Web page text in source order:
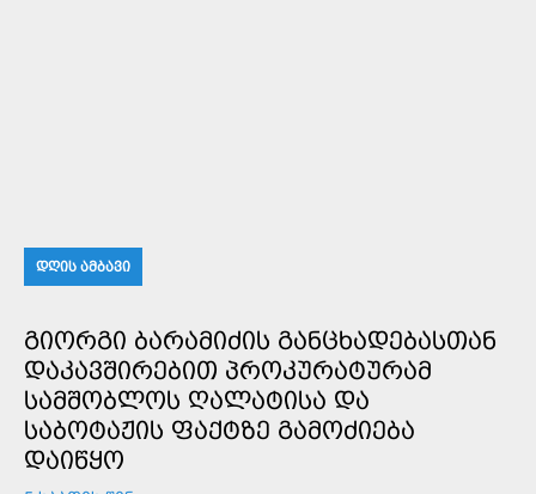
ᲓᲦᲘᲡ ᲐᲛᲑᲐᲕᲘ
ᲒᲘᲝᲠᲒᲘ ᲑᲐᲠᲐᲛᲘᲫᲘᲡ ᲒᲐᲜᲪᲮᲐᲓᲔᲑᲐᲡᲗᲐᲜ
ᲓᲐᲙᲐᲕᲨᲘᲠᲔᲑᲘᲗ ᲞᲠᲝᲙᲣᲠᲐᲢᲣᲠᲐᲛ
ᲡᲐᲛᲨᲝᲑᲚᲝᲡ ᲦᲐᲚᲐᲢᲘᲡᲐ ᲓᲐ
ᲡᲐᲑᲝᲢᲐᲟᲘᲡ ᲤᲐᲥᲢᲖᲔ ᲒᲐᲛᲝᲫᲘᲔᲑᲐ
ᲓᲐᲘᲬᲧᲝ